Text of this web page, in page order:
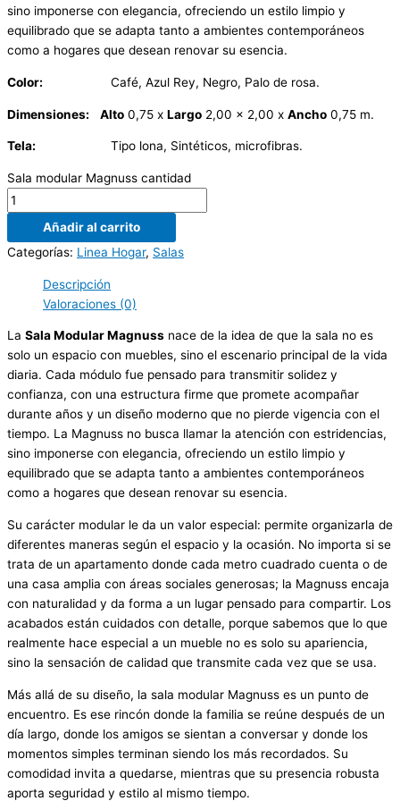
sino imponerse con elegancia, ofreciendo un estilo limpio y
equilibrado que se adapta tanto a ambientes contemporáneos
como a hogares que desean renovar su esencia.
Color: Café, Azul Rey, Negro, Palo de rosa.
Dimensiones: Alto 0,75 x Largo 2,00 x 2,00 x Ancho 0,75 m.
Tela: Tipo lona, Sintéticos, microfibras.
Sala modular Magnuss cantidad
Añadir al carrito
Categorías: Linea Hogar, Salas
Descripción
Valoraciones (0)
La Sala Modular Magnuss nace de la idea de que la sala no es
solo un espacio con muebles, sino el escenario principal de la vida
diaria. Cada módulo fue pensado para transmitir solidez y
confianza, con una estructura firme que promete acompañar
durante años y un diseño moderno que no pierde vigencia con el
tiempo. La Magnuss no busca llamar la atención con estridencias,
sino imponerse con elegancia, ofreciendo un estilo limpio y
equilibrado que se adapta tanto a ambientes contemporáneos
como a hogares que desean renovar su esencia.
Su carácter modular le da un valor especial: permite organizarla de
diferentes maneras según el espacio y la ocasión. No importa si se
trata de un apartamento donde cada metro cuadrado cuenta o de
una casa amplia con áreas sociales generosas; la Magnuss encaja
con naturalidad y da forma a un lugar pensado para compartir. Los
acabados están cuidados con detalle, porque sabemos que lo que
realmente hace especial a un mueble no es solo su apariencia,
sino la sensación de calidad que transmite cada vez que se usa.
Más allá de su diseño, la sala modular Magnuss es un punto de
encuentro. Es ese rincón donde la familia se reúne después de un
día largo, donde los amigos se sientan a conversar y donde los
momentos simples terminan siendo los más recordados. Su
comodidad invita a quedarse, mientras que su presencia robusta
aporta seguridad y estilo al mismo tiempo.